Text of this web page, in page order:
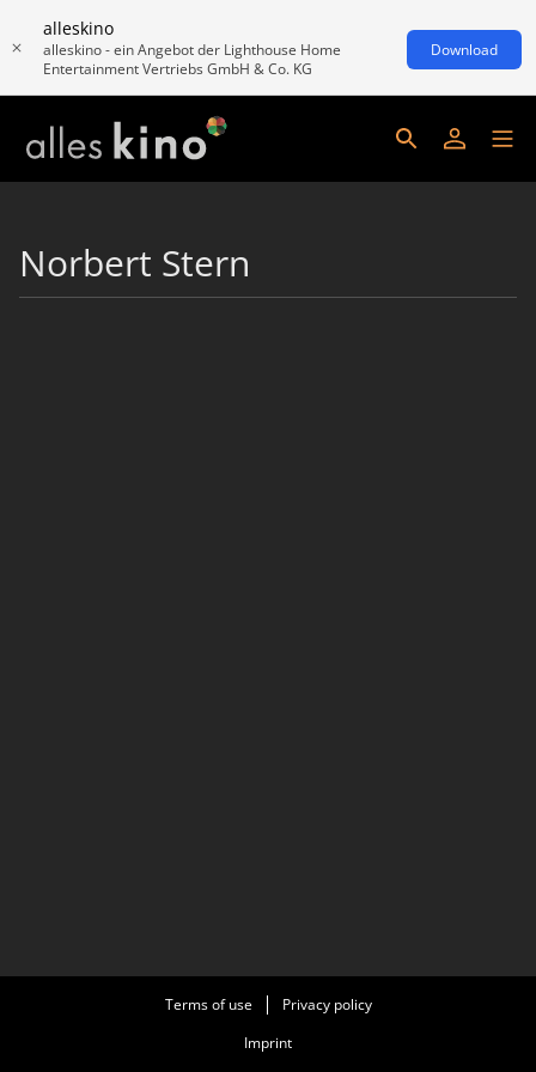
alleskino
alleskino - ein Angebot der Lighthouse Home
Entertainment Vertriebs GmbH & Co. KG
Download
Norbert Stern
Terms of use
Privacy policy
Imprint